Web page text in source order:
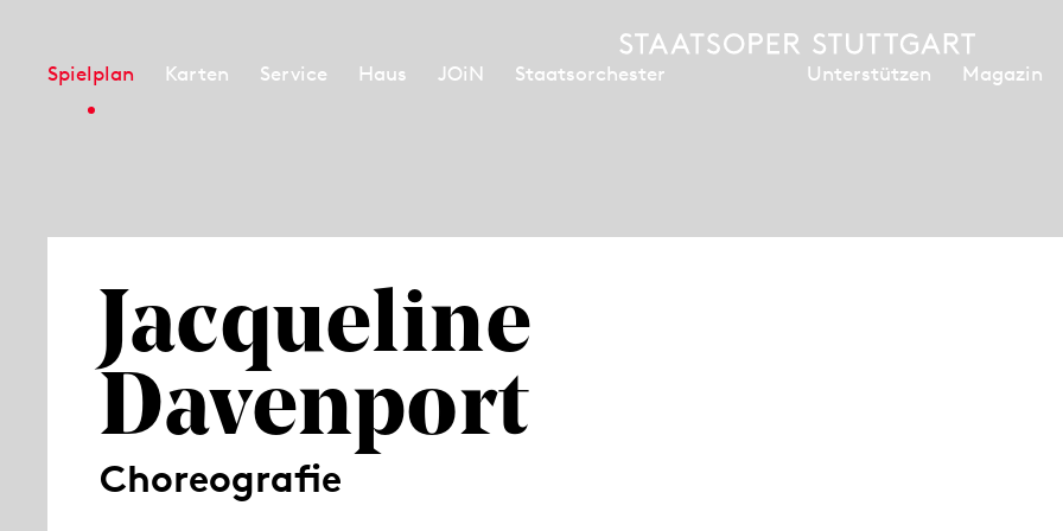
Spielplan Karten Service Haus JOiN Staatsorchester Unterstützen Magazin
Jacqueline
Davenport
Choreografie